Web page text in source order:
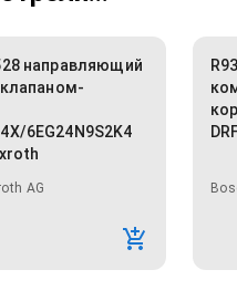
направляющий
6EG24N9S2K4
AG